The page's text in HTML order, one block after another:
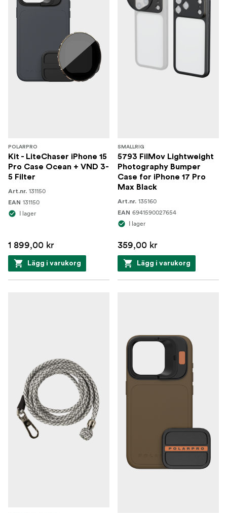
POLARPRO
Kit - LiteChaser iPhone 15
Pro Case Ocean + VND 3-
5 Filter
Art.nr. 131150
EAN 131150
I lager
1 899,00 kr
Lägg i varukorg
SMALLRIG
5793 FilMov Lightweight
Photography Bumper
Case for iPhone 17 Pro
Max Black
Art.nr. 135160
EAN 6941590027654
I lager
359,00 kr
Lägg i varukorg